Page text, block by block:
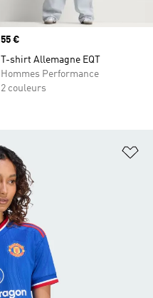
Prix
55 €
T-shirt Allemagne EQT
Hommes Performance
2 couleurs